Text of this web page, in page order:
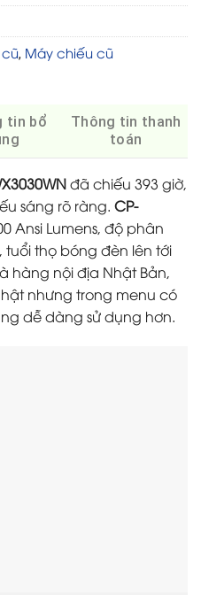
, Máy chiếu cũ
tin bổ
Thông tin thanh
toán
đã chiếu 393 giờ,
sáng rõ ràng. CP-
Ansi Lumens, độ phân
tuổi thọ bóng đèn lên tới
hàng nội địa Nhật Bản,
nhưng trong menu có
dễ dàng sử dụng hơn.